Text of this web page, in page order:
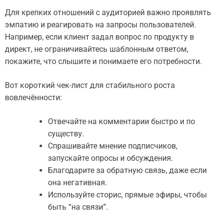
Для крепких отношений с аудиторией важно проявлять
эмпатию и реагировать на запросы пользователей.
Например, если клиент задал вопрос по продукту в
директ, не ограничивайтесь шаблонным ответом,
покажите, что слышите и понимаете его потребности.
Вот короткий чек-лист для стабильного роста
вовлечённости:
Отвечайте на комментарии быстро и по
существу.
Спрашивайте мнение подписчиков,
запускайте опросы и обсуждения.
Благодарите за обратную связь, даже если
она негативная.
Используйте сторис, прямые эфиры, чтобы
быть “на связи”.